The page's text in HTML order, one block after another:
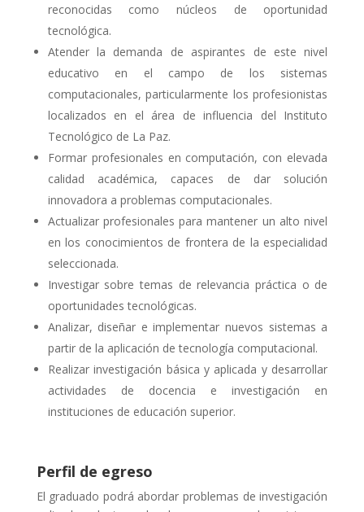
reconocidas como núcleos de oportunidad
tecnológica.
Atender la demanda de aspirantes de este nivel
educativo en el campo de los sistemas
computacionales, particularmente los profesionistas
localizados en el área de influencia del Instituto
Tecnológico de La Paz.
Formar profesionales en computación, con elevada
calidad académica, capaces de dar solución
innovadora a problemas computacionales.
Actualizar profesionales para mantener un alto nivel
en los conocimientos de frontera de la especialidad
seleccionada.
Investigar sobre temas de relevancia práctica o de
oportunidades tecnológicas.
Analizar, diseñar e implementar nuevos sistemas a
partir de la aplicación de tecnología computacional.
Realizar investigación básica y aplicada y desarrollar
actividades de docencia e investigación en
instituciones de educación superior.
Perfil de egreso
El graduado podrá abordar problemas de investigación